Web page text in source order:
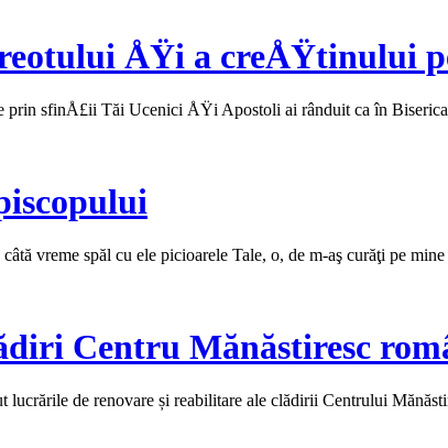
ÅŸi a creÅŸtinului
prin sfinÅ£ii Tăi Ucenici ÅŸi Apostoli ai rânduit ca în
vreme spăl cu ele picioarele Tale, o, de m-aş curăţi pe
Centru Mănăstiresc
lucrările de renovare și reabilitare ale clădirii Centrului